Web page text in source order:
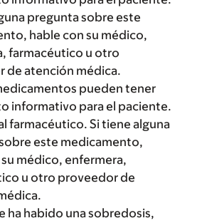
pregunta sobre este
hable con su médico,
farmacéutico u otro
de atención médica.
pueden tener
informativo para el paciente.
farmacéutico. Si tiene alguna
este medicamento,
médico, enfermera,
u otro proveedor de
ha habido una sobredosis,